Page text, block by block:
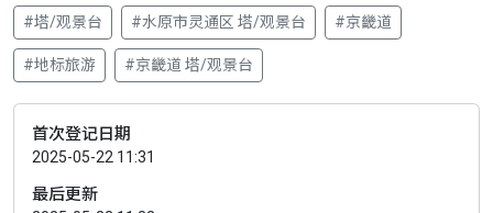
#塔/观景台 #水原市灵通区 塔/观景台 #京畿道
#地标旅游 #京畿道 塔/观景台
首次登记日期
2025-05-22 11:31
最后更新